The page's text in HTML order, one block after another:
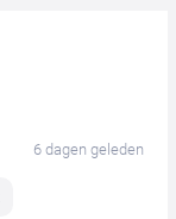
6 dagen geleden